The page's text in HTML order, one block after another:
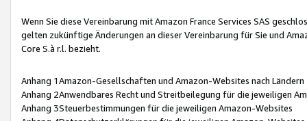
Wenn Sie diese Vereinbarung mit Amazon France Services SAS
gelten zukünftige Änderungen an dieser Vereinbarung für Sie und
Core S.à r.l. bezieht.
Anhang 1Amazon-Gesellschaften und Amazon-Websites nach Ländern
Anhang 2Anwendbares Recht und Streitbeilegung für die jeweiligen
Anhang 3Steuerbestimmungen für die jeweiligen Amazon-Websites